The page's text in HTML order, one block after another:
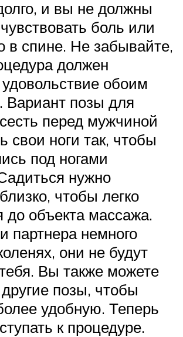
и вы не должны
боль или
в спине. Не забывайте,
должен
обоим
Вариант позы для
перед мужчиной
свои ноги так, чтобы
под ногами
нужно
чтобы легко
до объекта массажа.
партнера немного
они не будут
Вы также можете
позы, чтобы
удобную. Теперь
к процедуре.